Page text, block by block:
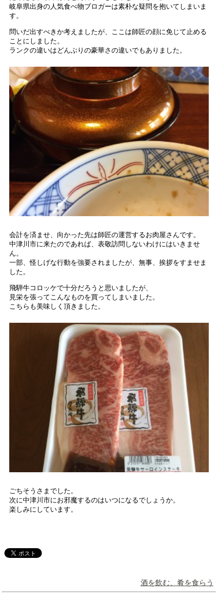
岐阜県出身の人気食べ物ブロガーは素朴な疑問を抱いてしまいま
す。
問いだ出すべきか考えましたが、ここは師匠の顔に免じて止める
ことにしました。
ランクの違いはどんぶりの豪華さの違いでもありました。
会計を済ませ、向かった先は師匠の運営するお肉屋さんです。
中津川市に来たのであれば、表敬訪問しないわけにはいきませ
ん。
一部、怪しげな行動を強要されましたが、無事、挨拶をすませま
した。
飛騨牛コロッケで十分だろうと思いましたが、
見栄を張ってこんなものを買ってしまいました。
こちらも美味しく頂きました。
ごちそうさまでした。
次に中津川市にお邪魔するのはいつになるでしょうか。
楽しみにしています。
酒を飲む、肴を食らう